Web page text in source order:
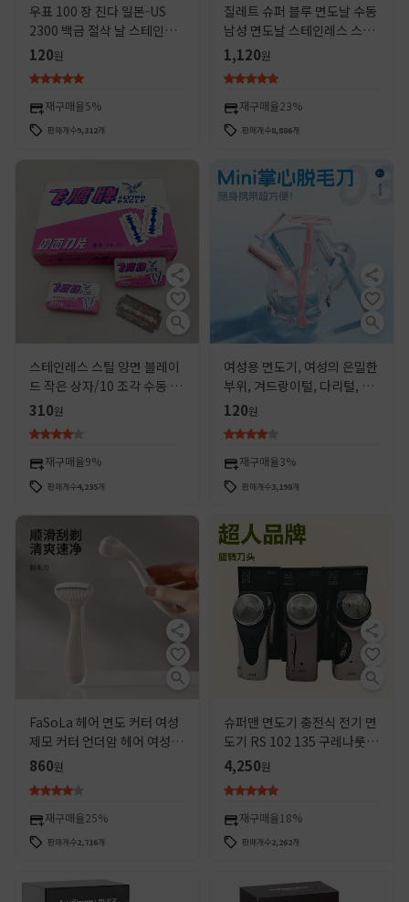
우표 100 장 진다 일본-US
2300 백금 절삭 날 스테인레
스 구식 수동 면도 칼날
120원
재구매율5%
판매개수9,312개
질레트 슈퍼 블루 면도날 수동
남성 면도날 스테인레스 스틸
양면 블레이드 빈티지 면도날
1,120원
재구매율23%
판매개수8,886개
스테인레스 스틸 양면 블레이
드 작은 상자/10 조각 수동 남
성 구식 면도날 면도기
310원
재구매율9%
판매개수4,235개
여성용 면도기, 여성의 은밀한
부위, 겨드랑이털, 다리털, 일
회용 음모 면도기, 미니 면도
120원
재구매율3%
판매개수3,198개
FaSoLa 헤어 면도 커터 여성
제모 커터 언더암 헤어 여성 매
뉴얼 면도 커터 개인 면도
860원
재구매율25%
판매개수2,716개
슈퍼맨 면도기 충전식 전기 면
도기 RS 102 135 구레나룻이
있는 113 로터리 커터
4,250원
재구매율 18%
판매개수2,262개